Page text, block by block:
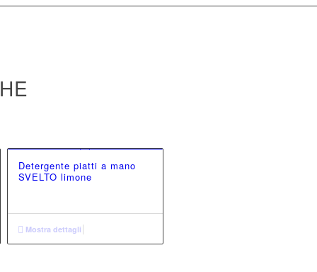
Detergente piatti a mano
SVELTO limone
Mostra dettagli